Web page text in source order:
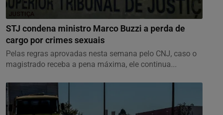
JUSTIÇA
STJ condena ministro Marco Buzzi a perda de
cargo por crimes sexuais
Pelas regras aprovadas nesta semana pelo CNJ, caso o
magistrado receba a pena máxima, ele continua...